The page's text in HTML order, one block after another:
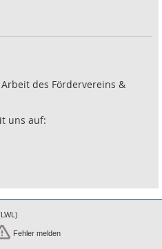
des Fördervereins &
uns auf:
Fehler melden